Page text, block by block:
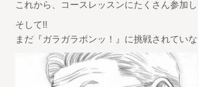
これから、コースレッスンにたくさん参加
そして!!
まだ『ガラガラポンッ！』に挑戦されていな